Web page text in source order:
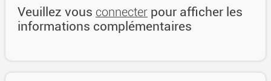
Veuillez vous connecterpour afficher les
informations complémentaires